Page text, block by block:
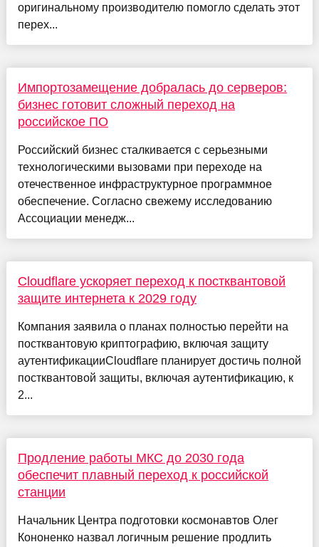
оригинальному производителю помогло сделать этот
перех...
Импортозамещение добралась до серверов:
бизнес готовит сложный переход на
российское ПО
Российский бизнес сталкивается с серьезными
технологическими вызовами при переходе на
отечественное инфраструктурное программное
обеспечение. Согласно свежему исследованию
Ассоциации менедж...
Cloudflare ускоряет переход к постквантовой
защите интернета к 2029 году
Компания заявила о планах полностью перейти на
постквантовую криптографию, включая защиту
аутентификацииCloudflare планирует достичь полной
постквантовой защиты, включая аутентификацию, к
2...
Продление работы МКС до 2030 года
обеспечит плавный переход к российской
станции
Начальник Центра подготовки космонавтов Олег
Кононенко назвал логичным решение продлить